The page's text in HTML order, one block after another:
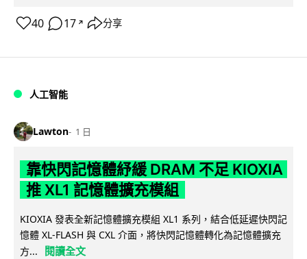
40 17 ↗ 分享
人工智能
Lawton 1 日
靠快閃記憶體紓緩 DRAM 不足 KIOXIA
推 XL1 記憶體擴充模組
KIOXIA 發表全新記憶體擴充模組 XL1 系列，結合低延遲快閃記
憶體 XL-FLASH 與 CXL 介面，將快閃記憶體轉化為記憶體擴充
方...
閱讀全文